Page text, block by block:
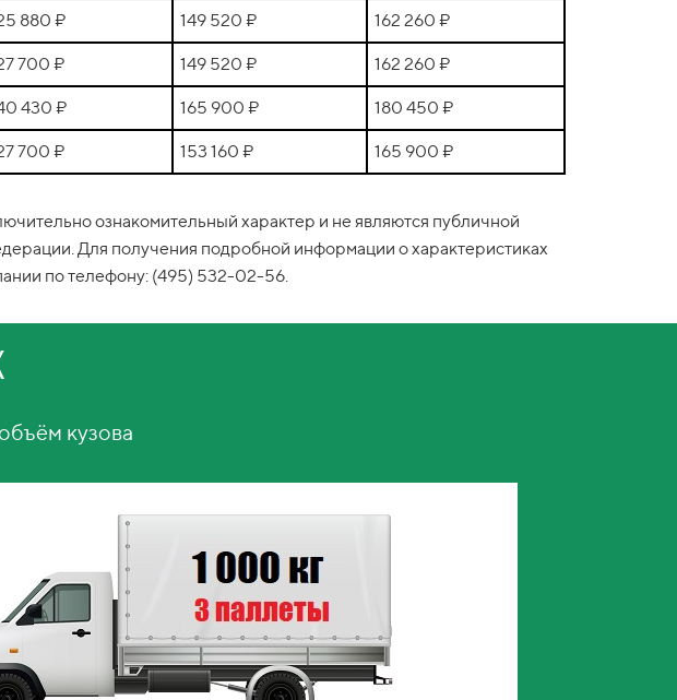
880 ₽ 149 520 ₽ 162 260 ₽
700 ₽ 149 520 ₽ 162 260 ₽
430 ₽ 165 900 ₽ 180 450 ₽
700 ₽ 153 160 ₽ 165 900 ₽
ознакомительный характер и не являются публичной
Для получения подробной информации о характеристиках
по телефону: (495) 532-02-56.
кузова